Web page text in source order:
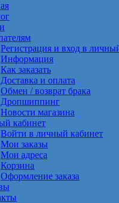
Регистрация и вход в
Информация
Как заказать
Доставка и оплата
Обмен / возврат брака
Дропшиппинг
Новости магазина
кабинет
Войти в личный кабинет
Мои заказы
Мои адреса
Корзина
Оформление заказа